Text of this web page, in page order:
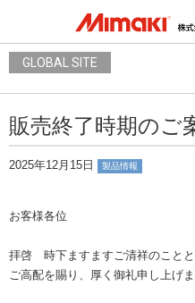
GLOBAL SITE
販売終了時期のご
2025年12月15日 製品情報
お客様各位
拝啓 時下ますますご清祥のこと
ご高配を賜り、厚く御礼申し上げま